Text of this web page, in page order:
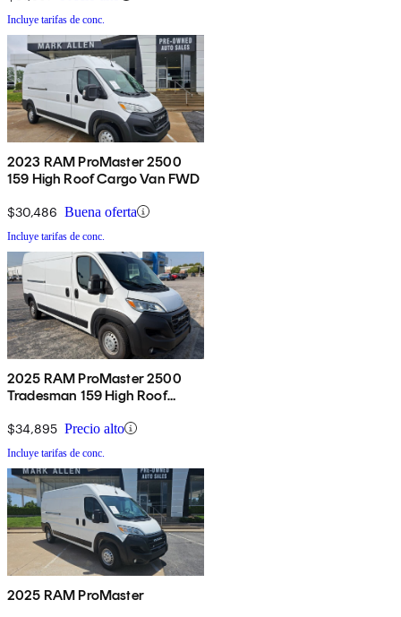
Incluye tarifas de conc.
2023 RAM ProMaster 2500
159 High Roof Cargo Van FWD
$30,486 Buena oferta
Incluye tarifas de conc.
2025 RAM ProMaster 2500
Tradesman 159 High Roof
$34,895 Precio alto
Incluye tarifas de conc.
2025 RAM ProMaster